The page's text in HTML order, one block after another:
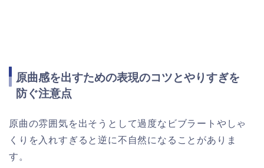
原曲感を出すための表現のコツとやりすぎを
防ぐ注意点
原曲の雰囲気を出そうとして過度なビブラートやしゃ
くりを入れすぎると逆に不自然になることがありま
す。